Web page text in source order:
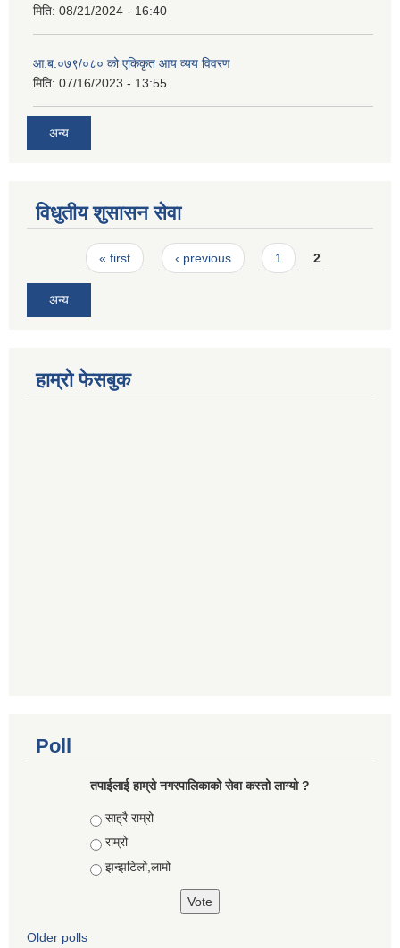
मिति: 08/21/2024 - 16:40
आ.ब.०७९/०८० को एकिकृत आय व्यय विवरण
मिति: 07/16/2023 - 13:55
अन्य
विधुतीय शुसासन सेवा
Pages« first ‹ previous 1 2
अन्य
हाम्रो फेसबुक
Poll
तपाईलाई हाम्रो नगरपालिकाको सेवा कस्तो लाग्यो ?
Choices
साह्रै राम्रो
राम्रो
झन्झटिलो,लामो
Older polls